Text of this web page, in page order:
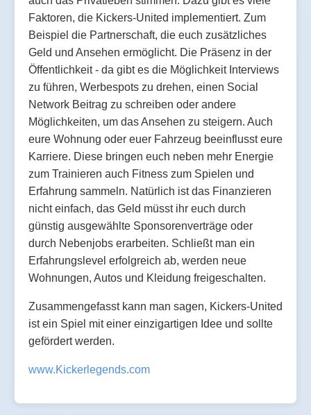
Faktoren, die Kickers-United implementiert. Zum
Beispiel die Partnerschaft, die euch zusätzliches
Geld und Ansehen ermöglicht. Die Präsenz in der
Öffentlichkeit - da gibt es die Möglichkeit Interviews
zu führen, Werbespots zu drehen, einen Social
Network Beitrag zu schreiben oder andere
Möglichkeiten, um das Ansehen zu steigern. Auch
eure Wohnung oder euer Fahrzeug beeinflusst eure
Karriere. Diese bringen euch neben mehr Energie
zum Trainieren auch Fitness zum Spielen und
Erfahrung sammeln. Natürlich ist das Finanzieren
nicht einfach, das Geld müsst ihr euch durch
günstig ausgewählte Sponsorenverträge oder
durch Nebenjobs erarbeiten. Schließt man ein
Erfahrungslevel erfolgreich ab, werden neue
Wohnungen, Autos und Kleidung freigeschalten.
Zusammengefasst kann man sagen, Kickers-United
ist ein Spiel mit einer einzigartigen Idee und sollte
gefördert werden.
www.Kickerlegends.com